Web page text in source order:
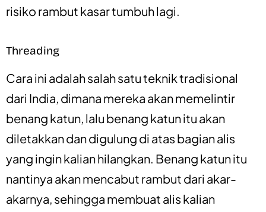
risiko rambut kasar tumbuh lagi.
Threading
Cara ini adalah salah satu teknik tradisional
dari India, dimana mereka akan memelintir
benang katun, lalu benang katun itu akan
diletakkan dan digulung di atas bagian alis
yang ingin kalian hilangkan. Benang katun itu
nantinya akan mencabut rambut dari akar-
akarnya, sehingga membuat alis kalian